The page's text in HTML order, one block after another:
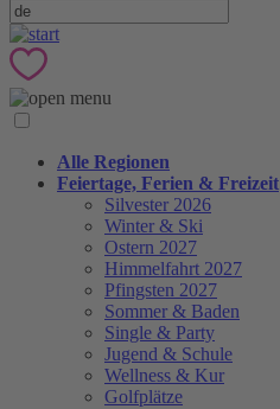
Alle Regionen
Feiertage, Ferien & Freizeit
Silvester 2026
Winter & Ski
Ostern 2027
Himmelfahrt 2027
Pfingsten 2027
Sommer & Baden
Single & Party
Jugend & Schule
Wellness & Kur
Golfplätze